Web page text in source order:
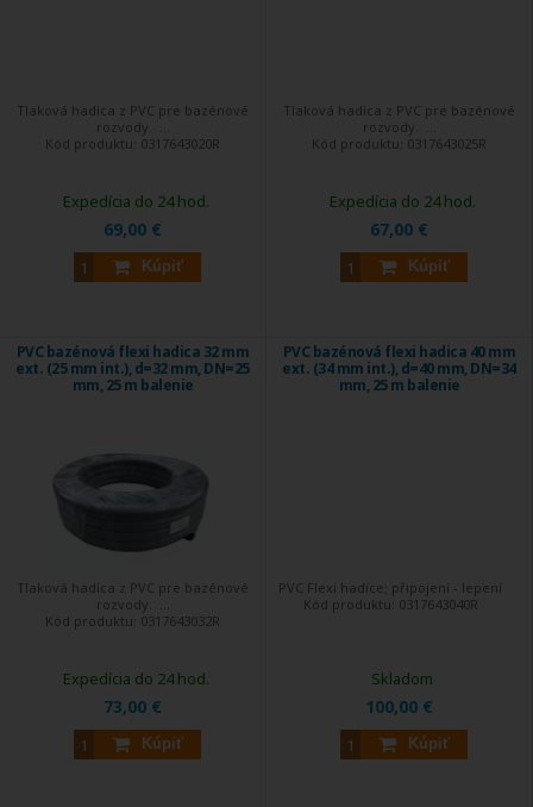
Tlaková hadica z PVC pre bazénové
rozvody. ...
Kód produktu: 0317643020R
69,00 €
Kúpiť
Expedícia do 24 hod.
Tlaková hadica z PVC pre bazénové
rozvody. ...
Kód produktu: 0317643025R
67,00 €
Kúpiť
Expedícia do 24 hod.
PVC bazénová flexi hadica 32 mm
ext. (25 mm int.), d=32 mm, DN=25
mm, 25 m balenie
Tlaková hadica z PVC pre bazénové
rozvody. ...
Kód produktu: 0317643032R
73,00 €
Kúpiť
Expedícia do 24 hod.
PVC bazénová flexi hadica 40 mm
ext. (34 mm int.), d=40 mm, DN=34
mm, 25 m balenie
PVC Flexi hadice; připojení - lepení
Kód produktu: 0317643040R
100,00 €
Kúpiť
Skladom